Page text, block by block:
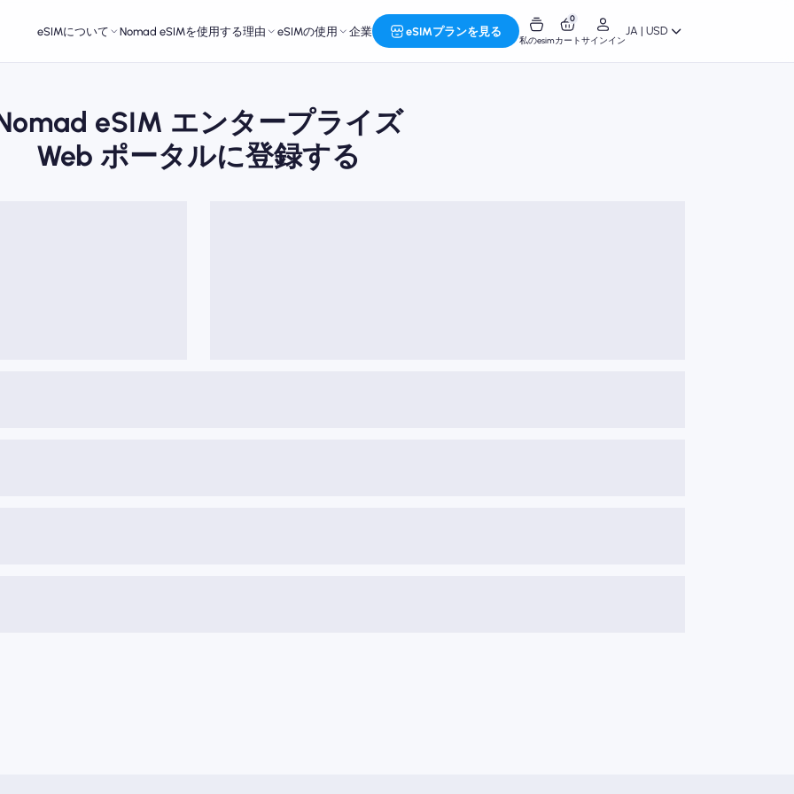
eSIMについて Nomad eSIMを使用する理由 eSIMの使用 企業 eSIMプランを見る
私のesim
0
カートサインイン
JA | USD
eSIM エンタープライズ
Web ポータルに登録する